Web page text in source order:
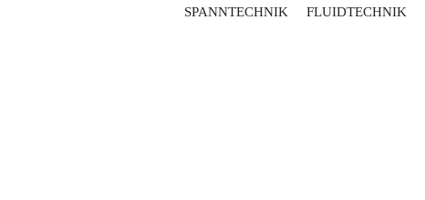
SPANNTECHNIK FLUIDTECHNIK